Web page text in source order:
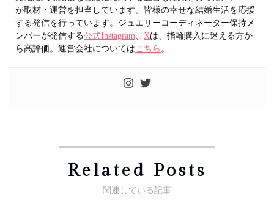
が取材・運営を担当しています。皆様の幸せな結婚生活を応援
する発信を行っています。ジュエリーコーディネーター保持メ
ンバーが発信する公式Instagram Xは、指輪購入に迷える方か
ら高評価。運営会社については こちら 。
Related Posts